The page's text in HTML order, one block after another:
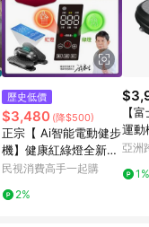
歷史低價
$3,480 (降$500)
正宗【 Ai智能電動健步
機】健康紅綠燈全新升
級款
民視消費高手一起購
2%
【
運動
亞洲
1%